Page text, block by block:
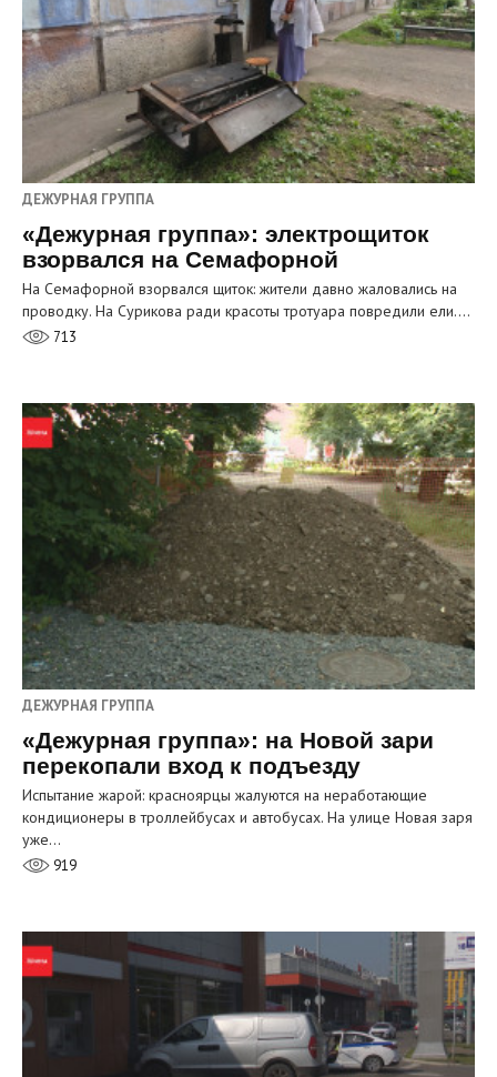
ДЕЖУРНАЯ ГРУППА
«Дежурная группа»: электрощиток
взорвался на Семафорной
На Семафорной взорвался щиток: жители давно жаловались на
проводку. На Сурикова ради красоты тротуара повредили ели.…
713
ДЕЖУРНАЯ ГРУППА
«Дежурная группа»: на Новой зари
перекопали вход к подъезду
Испытание жарой: красноярцы жалуются на неработающие
кондиционеры в троллейбусах и автобусах. На улице Новая заря
уже…
919